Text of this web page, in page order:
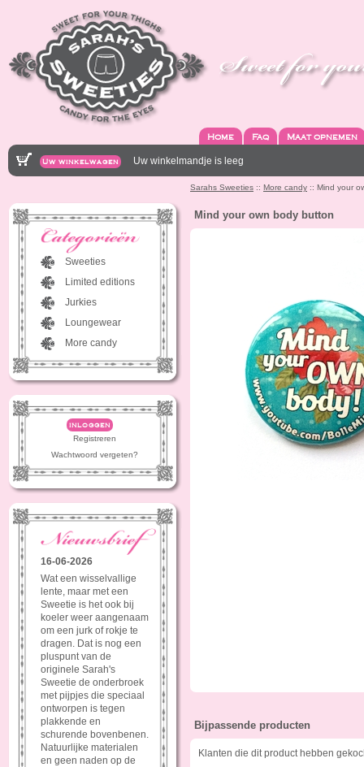
Home Faq Maat opnemen
Uw winkelwagen Uw winkelmandje is leeg
Sarahs Sweeties :: More candy :: Mind your
Sweeties
Limited editions
Jurkies
Loungewear
More candy
inloggen
Registreren
Wachtwoord vergeten?
16-06-2026
Wat een wisselvallige
lente, maar met een
Sweetie is het ook bij
koeler weer aangenaam
om een jurk of rokje te
dragen. Dat is nog een
pluspunt van de
originele Sarah's
Sweetie de onderbroek
met pijpjes die speciaal
ontworpen is tegen
plakkende en
schurende bovenbenen.
Natuurlijke materialen
en geen naden op de
Mind your own body button
Bijpassende producten
Klanten die dit product hebben